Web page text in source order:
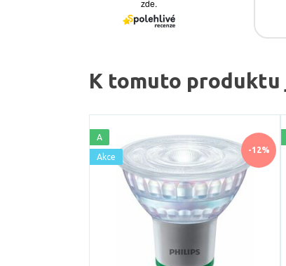
K tomuto
-12%
A
Akce